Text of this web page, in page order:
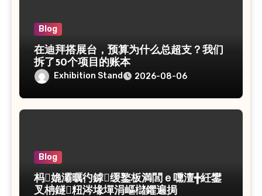
Blog
在迪拜搭展台，预算为什么总超支？我们
拆了50个项目的账本
Exhibition Stand 2026-08-06
Blog
杩嫓灞曞彴鎼缓鐜板満閭ｅ嚑澶╋紝鐢
叉柟鐩粈涔堟墠涓嶇櫧鑺遍挶